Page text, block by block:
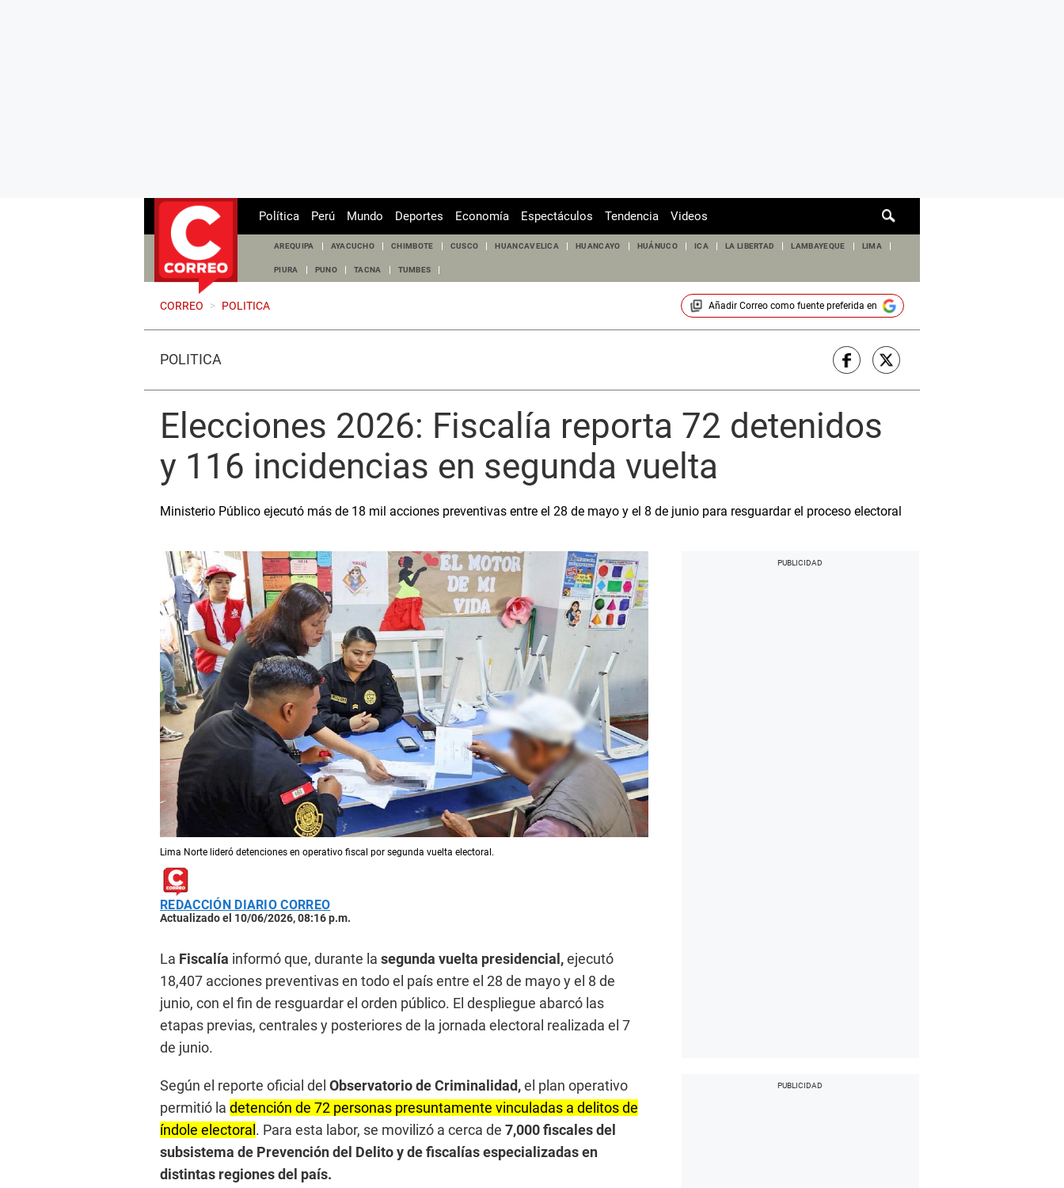
de
Política Perú Mundo Deportes Economía Espectáculos Tendencia Videos
AREQUIPA AYACUCHO CHIMBOTE CUSCO HUANCAVELICA HUANCAYO HUÁNUCO ICA LA LIBERTAD LAMBAYEQUE LIMA
PIURA PUNO TACNA TUMBES
CORREO > POLITICA Añadir Correocomo fuente preferida en
POLÍTICA
Elecciones 2026: Fiscalía reporta 72 detenidos
y 116 incidencias en segunda vuelta
Ministerio Público ejecutó más de 18 mil acciones preventivas entre el 28 de mayo y el 8 de junio para resguardar el proceso electoral
Lima Norte lideró detenciones en operativo fiscal por segunda vuelta electoral.
REDACCIÓN DIARIO CORREO
Actualizado el 10/06/2026, 08:16 p.m.
La Fiscalía informó que, durante la segunda vuelta presidencial,ejecutó
18,407 acciones preventivas en todo el país entre el 28 de mayo y el 8 de
junio, con el fin de resguardar el orden público. El despliegue abarcó las
etapas previas, centrales y posteriores de la jornada electoral realizada el 7
de junio.
Según el reporte oficial del Observatorio de Criminalidad,el plan operativo
permitió la detención de 72 personas presuntamente vinculadas a delitos de
índole electoral . Para esta labor, se movilizó a cerca de 7,000 fiscales del
subsistema de Prevención del Delito y de fiscalías especializadas en
distintas regiones del país.